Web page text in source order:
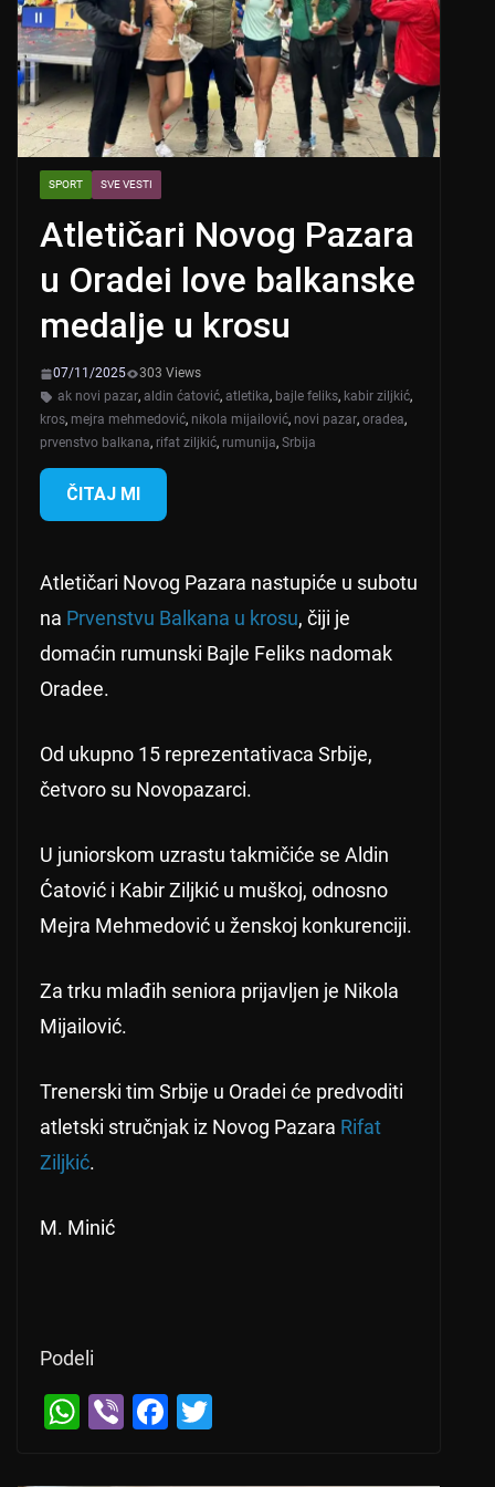
SPORT SVE VESTI
Atletičari Novog Pazara
u Oradei love balkanske
medalje u krosu
07/11/2025
303 Views
ak novi pazar, aldin ćatović, atletika, bajle feliks, kabir ziljkić,
kros, mejra mehmedović, nikola mijailović, novi pazar, oradea,
prvenstvo balkana, rifat ziljkić, rumunija, Srbija
ČITAJ MI
Atletičari Novog Pazara nastupiće u subotu
na Prvenstvu Balkana u krosu, čiji je
domaćin rumunski Bajle Feliks nadomak
Oradee.
Od ukupno 15 reprezentativaca Srbije,
četvoro su Novopazarci.
U juniorskom uzrastu takmičiće se Aldin
Ćatović i Kabir Ziljkić u muškoj, odnosno
Mejra Mehmedović u ženskoj konkurenciji.
Za trku mlađih seniora prijavljen je Nikola
Mijailović.
Trenerski tim Srbije u Oradei će predvoditi
atletski stručnjak iz Novog Pazara Rifat
Ziljkić.
M. Minić
Podeli
W Vi F